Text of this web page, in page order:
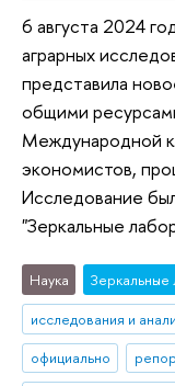
6 августа 2024
аграрных
представила
общими
Международной
экономистов,
Исследование
"Зеркальные
Наука Зеркальные
исследования и
официально